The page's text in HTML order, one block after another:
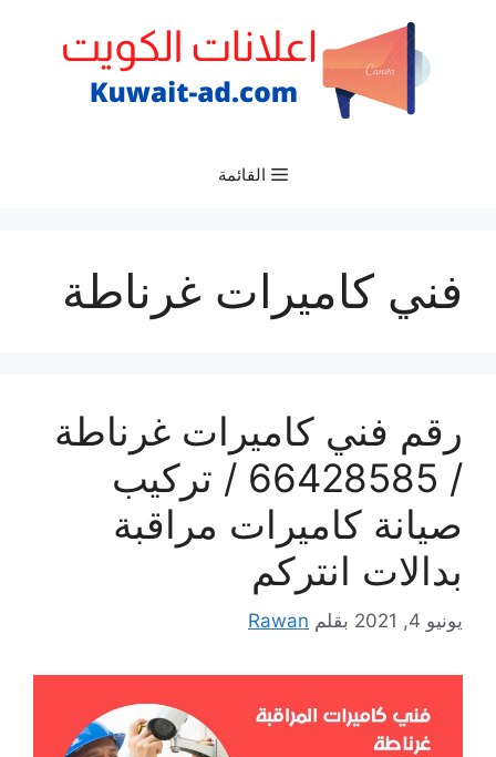
القائمة
فني كاميرات غرناطة
رقم فني كاميرات غرناطة
/ 66428585 / تركيب
صيانة كاميرات مراقبة
بدالات انتركم
يونيو 4, 2021 بقلم Rawan